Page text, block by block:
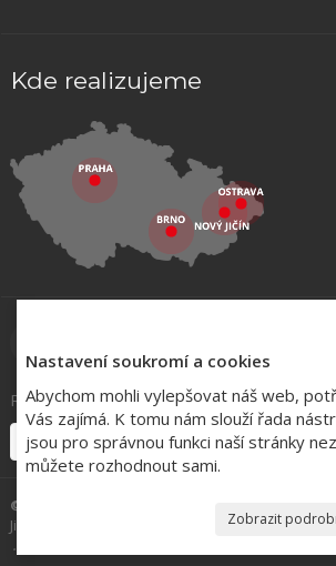
Nastavení soukromí a cookies
Abychom mohli vylepšovat náš web,
Vás zajímá. K tomu nám slouží řada
jsou pro správnou funkci naší stránky
můžete rozhodnout sami.
Zobrazit
Kde realizujeme
Registrace k odběru novinek:
©
Jičín a okolí |
Nastavení soukromí| WebDesign
...za kvalitu Vám ručíme svým dobrým jménem